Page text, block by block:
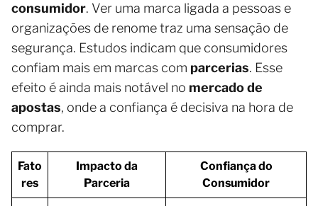
consumidor. Ver uma marca ligada a pessoas e
organizações de renome traz uma sensação de
segurança. Estudos indicam que consumidores
confiam mais em marcas com parcerias. Esse
efeito é ainda mais notável no mercado de
apostas, onde a confiança é decisiva na hora de
comprar.
Fato
res
Impacto da
Parceria
Confiança do
Consumidor